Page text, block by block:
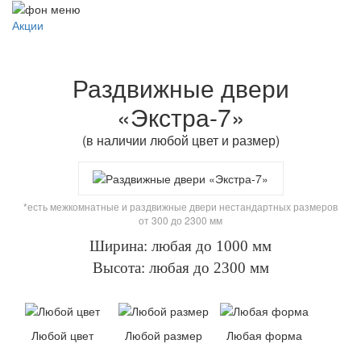
Акции
Раздвижные двери
«Экстра-7»
(в наличии любой цвет и размер)
*есть межкомнатные и раздвижные двери нестандартных размеров
от 300 до 2300 мм
Ширина: любая до 1000 мм
Высота: любая до 2300 мм
Любой цвет Любой размер Любая форма